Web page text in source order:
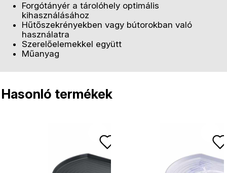
Forgótányér a tárolóhely optimális
kihasználásához
Hűtőszekrényekben vagy bútorokban való
használatra
Szerelőelemekkel együtt
Műanyag
Hasonló termékek